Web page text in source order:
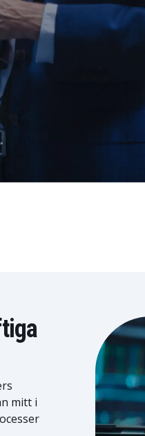
SAP AI Core & AI Launchpad
mitt i